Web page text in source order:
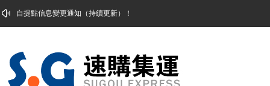
自提点信息变更通知2.18